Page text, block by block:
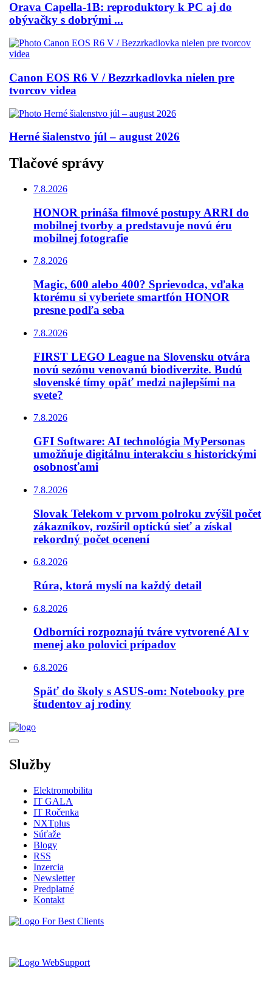
Orava Capella-1B: reproduktory k PC aj do
obývačky s dobrými ...
Canon EOS R6 V / Bezzrkadlovka nielen pre
tvorcov videa
Herné šialenstvo júl – august 2026
Tlačové správy
7.8.2026
HONOR prináša filmové postupy ARRI do
mobilnej tvorby a predstavuje novú éru
mobilnej fotografie
7.8.2026
Magic, 600 alebo 400? Sprievodca, vďaka
ktorému si vyberiete smartfón HONOR
presne podľa seba
7.8.2026
FIRST LEGO League na Slovensku otvára
novú sezónu venovanú biodiverzite. Budú
slovenské tímy opäť medzi najlepšími na
svete?
7.8.2026
GFI Software: AI technológia MyPersonas
umožňuje digitálnu interakciu s historickými
osobnosťami
7.8.2026
Slovak Telekom v prvom polroku zvýšil počet
zákazníkov, rozšíril optickú sieť a získal
rekordný počet ocenení
6.8.2026
Rúra, ktorá myslí na každý detail
6.8.2026
Odborníci rozpoznajú tváre vytvorené AI v
menej ako polovici prípadov
6.8.2026
Späť do školy s ASUS-om: Notebooky pre
študentov aj rodiny
Služby
Elektromobilita
IT GALA
IT Ročenka
NXTplus
Súťaže
Blogy
RSS
Inzercia
Newsletter
Predplatné
Kontakt